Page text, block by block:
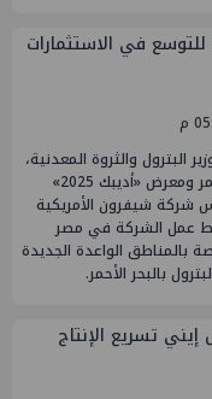
في الاستثمارات
والثروة المعدنية،
على هامش مشاركته في مؤتمر ومعرض «أديبك 2025»
شركة شيفرون الأمريكية
عمل الشركة في مصر
بالمناطق الواعدة الجديدة
بالبحر الأحمر.
تسريع الإنتاج